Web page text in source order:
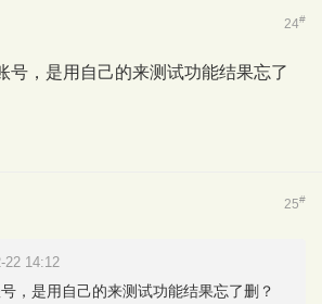
24#
号，是用自己的来测试功能结果忘了
25#
22 14:12
，是用自己的来测试功能结果忘了删？